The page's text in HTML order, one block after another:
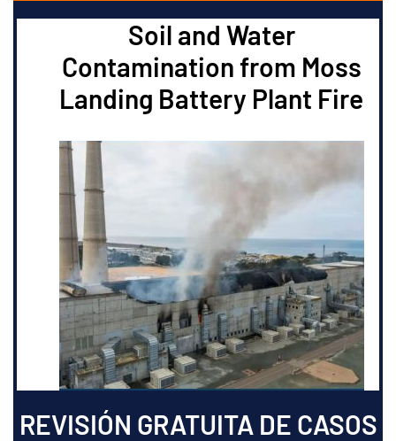
Soil and Water
Contamination from Moss
Landing Battery Plant Fire
REVISIÓN GRATUITA DE CASOS